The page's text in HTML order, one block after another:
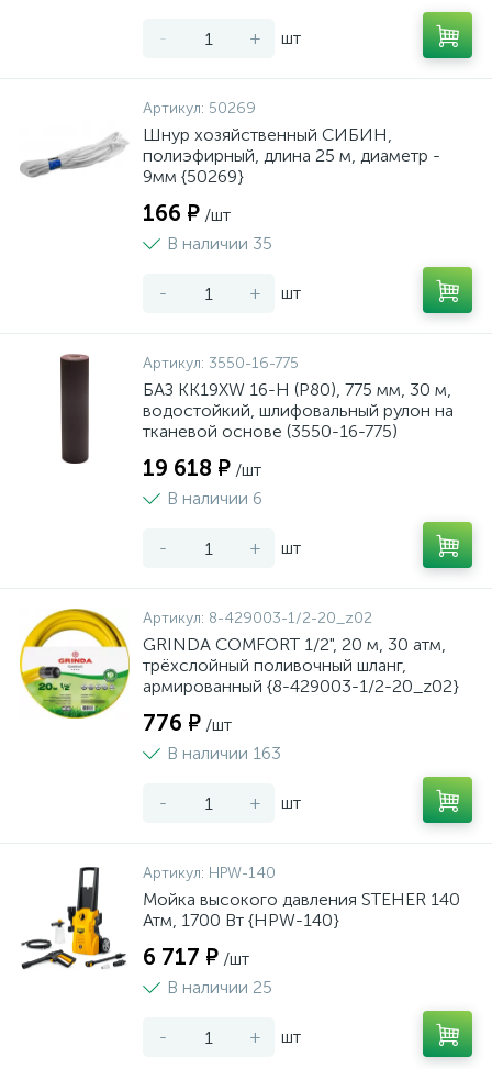
- + шт
Артикул: 50269
Шнур хозяйственный СИБИН,
полиэфирный, длина 25 м, диаметр -
9мм {50269}
166 ₽ /шт
В наличии 35
- + шт
Артикул: 3550-16-775
БАЗ KK19XW 16-H (Р80), 775 мм, 30 м,
водостойкий, шлифовальный рулон на
тканевой основе (3550-16-775)
19 618 ₽ /шт
В наличии 6
- + шт
Артикул: 8-429003-1/2-20_z02
GRINDA COMFORT 1/2", 20 м, 30 атм,
трёхслойный поливочный шланг,
армированный {8-429003-1/2-20_z02}
776 ₽ /шт
В наличии 163
- + шт
Артикул: HPW-140
Мойка высокого давления STEHER 140
Атм, 1700 Вт {HPW-140}
6 717 ₽ /шт
В наличии 25
- + шт